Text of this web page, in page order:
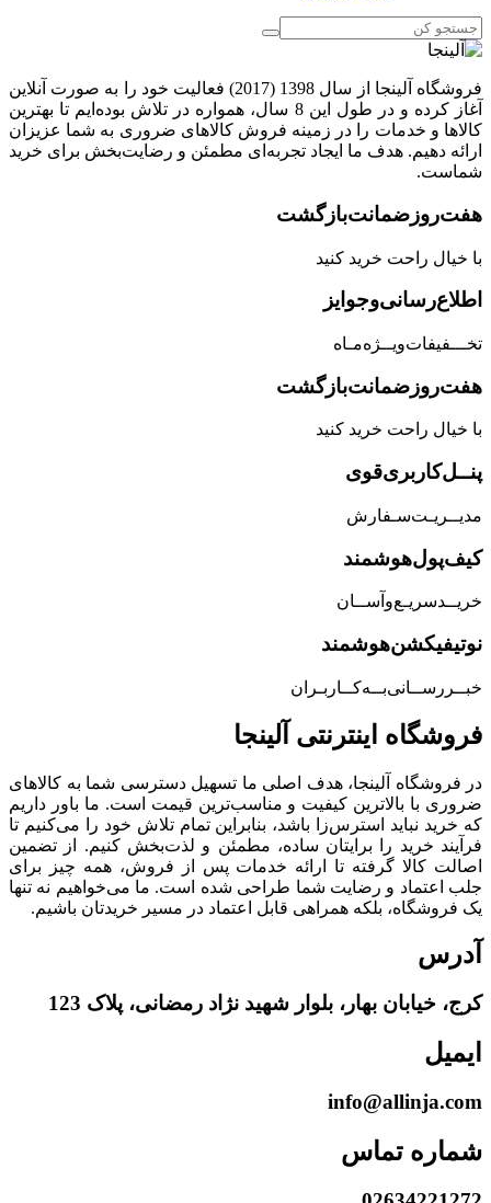
فروشگاه آلینجا از سال 1398 (2017) فعالیت خود را به صورت آنلاین
آغاز کرده و در طول این 8 سال، همواره در تلاش بوده‌ایم تا بهترین
کالاها و خدمات را در زمینه فروش کالاهای ضروری به شما عزیزان
ارائه دهیم. هدف ما ایجاد تجربه‌ای مطمئن و رضایت‌بخش برای خرید
شماست.
هفت‌روز‌ضمانت‌بازگشت
با خیال راحت خرید کنید
اطلاع‌رسانی‌و‌جوایز
تخـــفیفات‌ویــژه‌مـاه
هفت‌روز‌ضمانت‌بازگشت
با خیال راحت خرید کنید
پنــل‌کاربری‌قوی
مدیــریـت‌سـفارش
کیف‌پول‌هوشمند
خریــد‌سریـع‌و‌آســان
نوتیفیکشن‌هوشمند
خبــررســانی‌بــه‌کــاربـران
فروشگاه‌ اینترنتی‌ آلینجا
در فروشگاه آلینجا، هدف اصلی ما تسهیل دسترسی شما به کالاهای
ضروری با بالاترین کیفیت و مناسب‌ترین قیمت است. ما باور داریم
که خرید نباید استرس‌زا باشد، بنابراین تمام تلاش خود را می‌کنیم تا
فرآیند خرید را برایتان ساده، مطمئن و لذت‌بخش کنیم. از تضمین
اصالت کالا گرفته تا ارائه خدمات پس از فروش، همه چیز برای
جلب اعتماد و رضایت شما طراحی شده است. ما می‌خواهیم نه تنها
یک فروشگاه، بلکه همراهی قابل اعتماد در مسیر خریدتان باشیم.
آدرس
کرج، خیابان بهار، بلوار شهید نژاد رمضانی، پلاک 123
ایمیل
info@allinja.com
شماره تماس